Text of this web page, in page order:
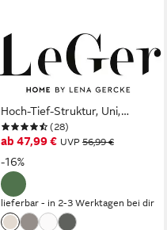
LEGER HOME BY LENA GERCKE
Teppich Esmé, Hochflor-
Teppiche, weich, Boho,
rechteckig, Höhe: 23 mm,
Hoch-Tief-Struktur, Uni,
Kästchen, Wohnzimmer,
Schlafzimmer, Esszimmer
(28)
ab 47,99 € UVP 56,99 €
-16%
lieferbar - in 2-3 Werktagen bei dir